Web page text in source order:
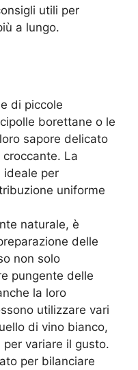
utili per
a lungo.
di piccole
borettane o le
sapore delicato
La
ideale per
uniforme
naturale, è
delle
non solo
pungente delle
la loro
utilizzare vari
di vino bianco,
variare il gusto.
per bilanciare